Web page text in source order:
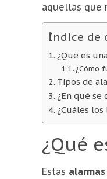
aquellas que
Índice de
¿Qué es
¿Cómo
Tipos de
¿En qué
¿Cuáles
¿Qué
Estas